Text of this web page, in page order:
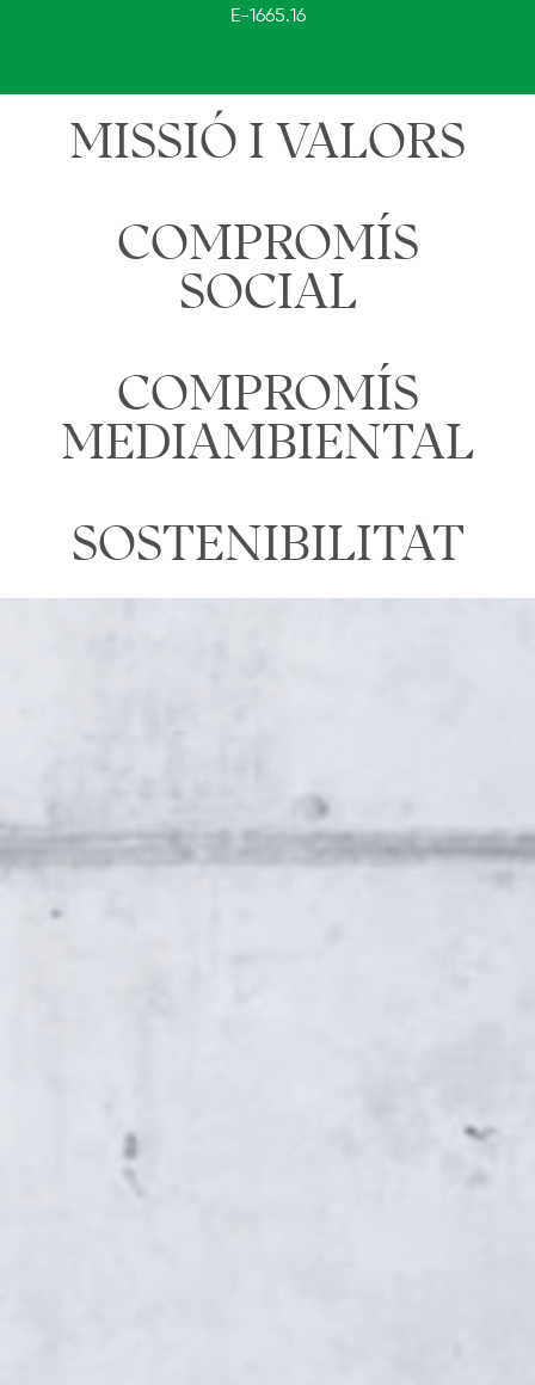
E-1665.16
MISSIÓ I VALORS
COMPROMÍS
SOCIAL
COMPROMÍS
MEDIAMBIENTAL
SOSTENIBILITAT